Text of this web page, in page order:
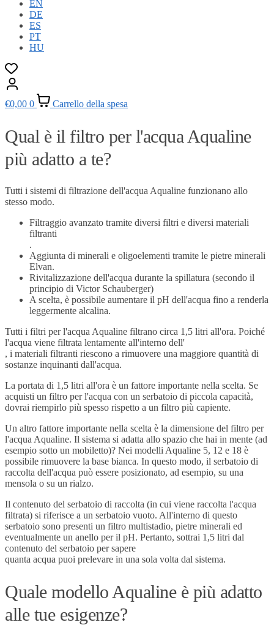
EN
DE
ES
PT
HU
€0,00 0 Carrello della spesa
Qual è il filtro per l'acqua Aqualine
più adatto a te?
Tutti i sistemi di filtrazione dell'acqua Aqualine funzionano allo
stesso modo.
Filtraggio avanzato tramite diversi filtri e diversi materiali
filtranti
.
Aggiunta di minerali e oligoelementi tramite le pietre minerali
Elvan.
Rivitalizzazione dell'acqua durante la spillatura (secondo il
principio di Victor Schauberger)
A scelta, è possibile aumentare il pH dell'acqua fino a renderla
leggermente alcalina.
Tutti i filtri per l'acqua Aqualine filtrano circa 1,5 litri all'ora. Poiché
l'acqua viene filtrata lentamente all'interno dell'
, i materiali filtranti riescono a rimuovere una maggiore quantità di
sostanze inquinanti dall'acqua.
La portata di 1,5 litri all'ora è un fattore importante nella scelta. Se
acquisti un filtro per l'acqua con un serbatoio di piccola capacità,
dovrai riempirlo più spesso rispetto a un filtro più capiente.
Un altro fattore importante nella scelta è la dimensione del filtro per
l'acqua Aqualine. Il sistema si adatta allo spazio che hai in mente (ad
esempio sotto un mobiletto)? Nei modelli Aqualine 5, 12 e 18 è
possibile rimuovere la base bianca. In questo modo, il serbatoio di
raccolta dell'acqua può essere posizionato, ad esempio, su una
mensola o su un rialzo.
Il contenuto del serbatoio di raccolta (in cui viene raccolta l'acqua
filtrata) si riferisce a un serbatoio vuoto. All'interno di questo
serbatoio sono presenti un filtro multistadio, pietre minerali ed
eventualmente un anello per il pH. Pertanto, sottrai 1,5 litri dal
contenuto del serbatoio per sapere
quanta acqua puoi prelevare in una sola volta dal sistema.
Quale modello Aqualine è più adatto
alle tue esigenze?